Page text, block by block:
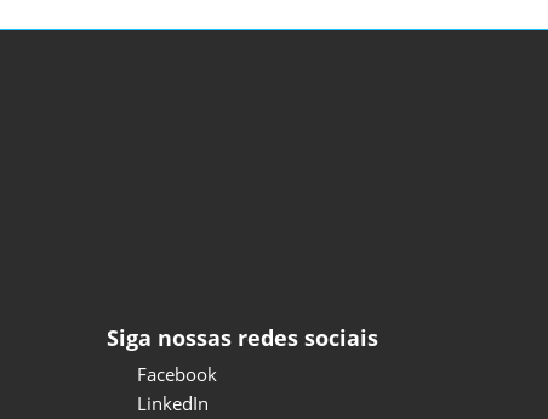
Siga nossas redes sociais
Facebook
LinkedIn